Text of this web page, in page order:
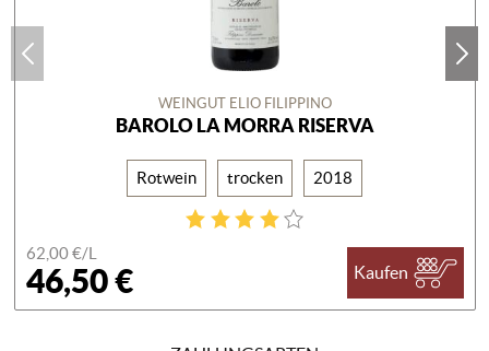
WEINGUT ELIO FILIPPINO
BAROLO LA MORRA RISERVA
Rotwein trocken 2018
62,00 €/L
46,50 € Kaufen